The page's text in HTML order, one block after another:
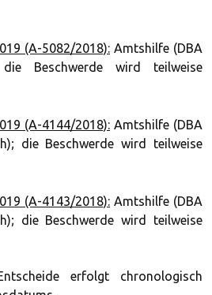
(A-5082/2018): Amtshilfe (DBA
Beschwerde wird teilweise
(A-4144/2018): Amtshilfe (DBA
die Beschwerde wird teilweise
(A-4143/2018): Amtshilfe (DBA
die Beschwerde wird teilweise
erfolgt chronologisch